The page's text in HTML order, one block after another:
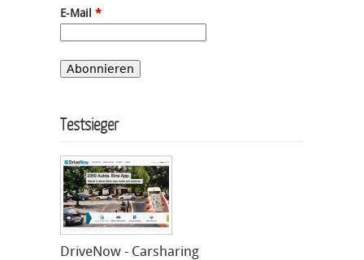
E-Mail *
Testsieger
DriveNow - Carsharing